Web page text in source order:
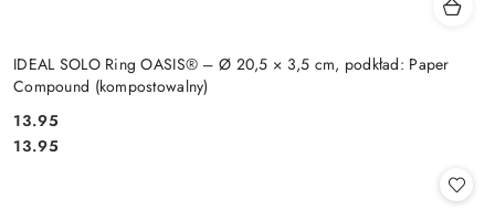
IDEAL SOLO Ring OASIS® – Ø 20,5 × 3,5 cm, podkład: Paper
Compound (kompostowalny)
Cena:
13.95
Cena:
13.95